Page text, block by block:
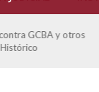
contra GCBA